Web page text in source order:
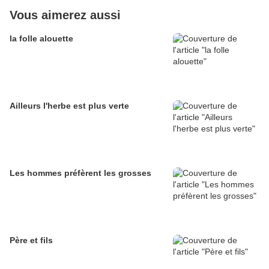
Vous aimerez aussi
la folle alouette
Ailleurs l'herbe est plus verte
Les hommes préfèrent les grosses
Père et fils